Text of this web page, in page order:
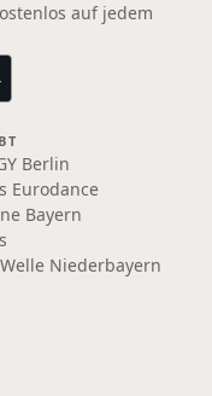
auf jedem
Berlin
Eurodance
Bayern
Niederbayern